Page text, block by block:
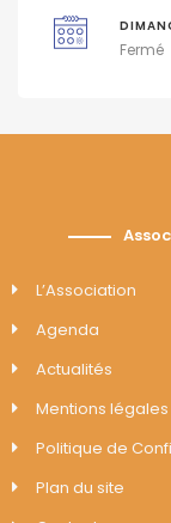
Fermé
L’Association
Agenda
Actualités
Mentions légales
Politique de
Plan du site